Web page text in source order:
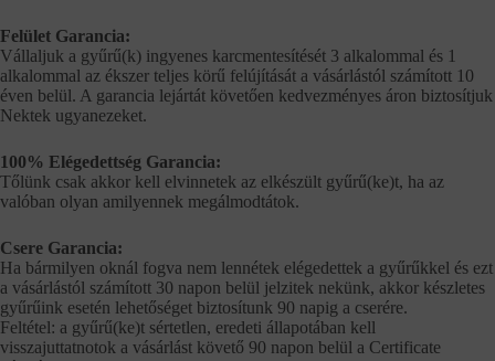
Felület Garancia:
Vállaljuk a gyűrű(k) ingyenes karcmentesítését 3 alkalommal és 1
alkalommal az ékszer teljes körű felújítását a vásárlástól számított 10
éven belül. A garancia lejártát követően kedvezményes áron biztosítjuk
Nektek ugyanezeket.
100% Elégedettség Garancia:
Tőlünk csak akkor kell elvinnetek az elkészült gyűrű(ke)t, ha az
valóban olyan amilyennek megálmodtátok.
Csere Garancia:
Ha bármilyen oknál fogva nem lennétek elégedettek a gyűrűkkel és ezt
a vásárlástól számított 30 napon belül jelzitek nekünk, akkor készletes
gyűrűink esetén lehetőséget biztosítunk 90 napig a cserére.
Feltétel: a gyűrű(ke)t sértetlen, eredeti állapotában kell
visszajuttatnotok a vásárlást követő 90 napon belül a Certificate